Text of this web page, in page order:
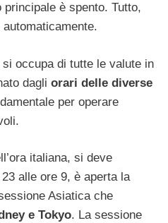
è spento. Tutto,
occupa di tutte le valute in
dagli orari delle diverse
per operare
italiana, si deve
alle ore 9, è aperta la
Asiatica che
e Tokyo. La sessione